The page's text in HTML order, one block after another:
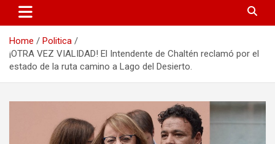
Home
Politica
¡OTRA VEZ VIALIDAD! El Intendente de Chaltén reclamó por el
estado de la ruta camino a Lago del Desierto.